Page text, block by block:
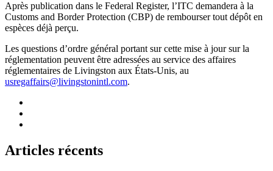
Après publication dans le Federal Register, l’ITC demandera à la
Customs and Border Protection (CBP) de rembourser tout dépôt en
espèces déjà perçu.
Les questions d’ordre général portant sur cette mise à jour sur la
réglementation peuvent être adressées au service des affaires
réglementaires de Livingston aux États-Unis, au
usregaffairs@livingstonintl.com.
Articles récents